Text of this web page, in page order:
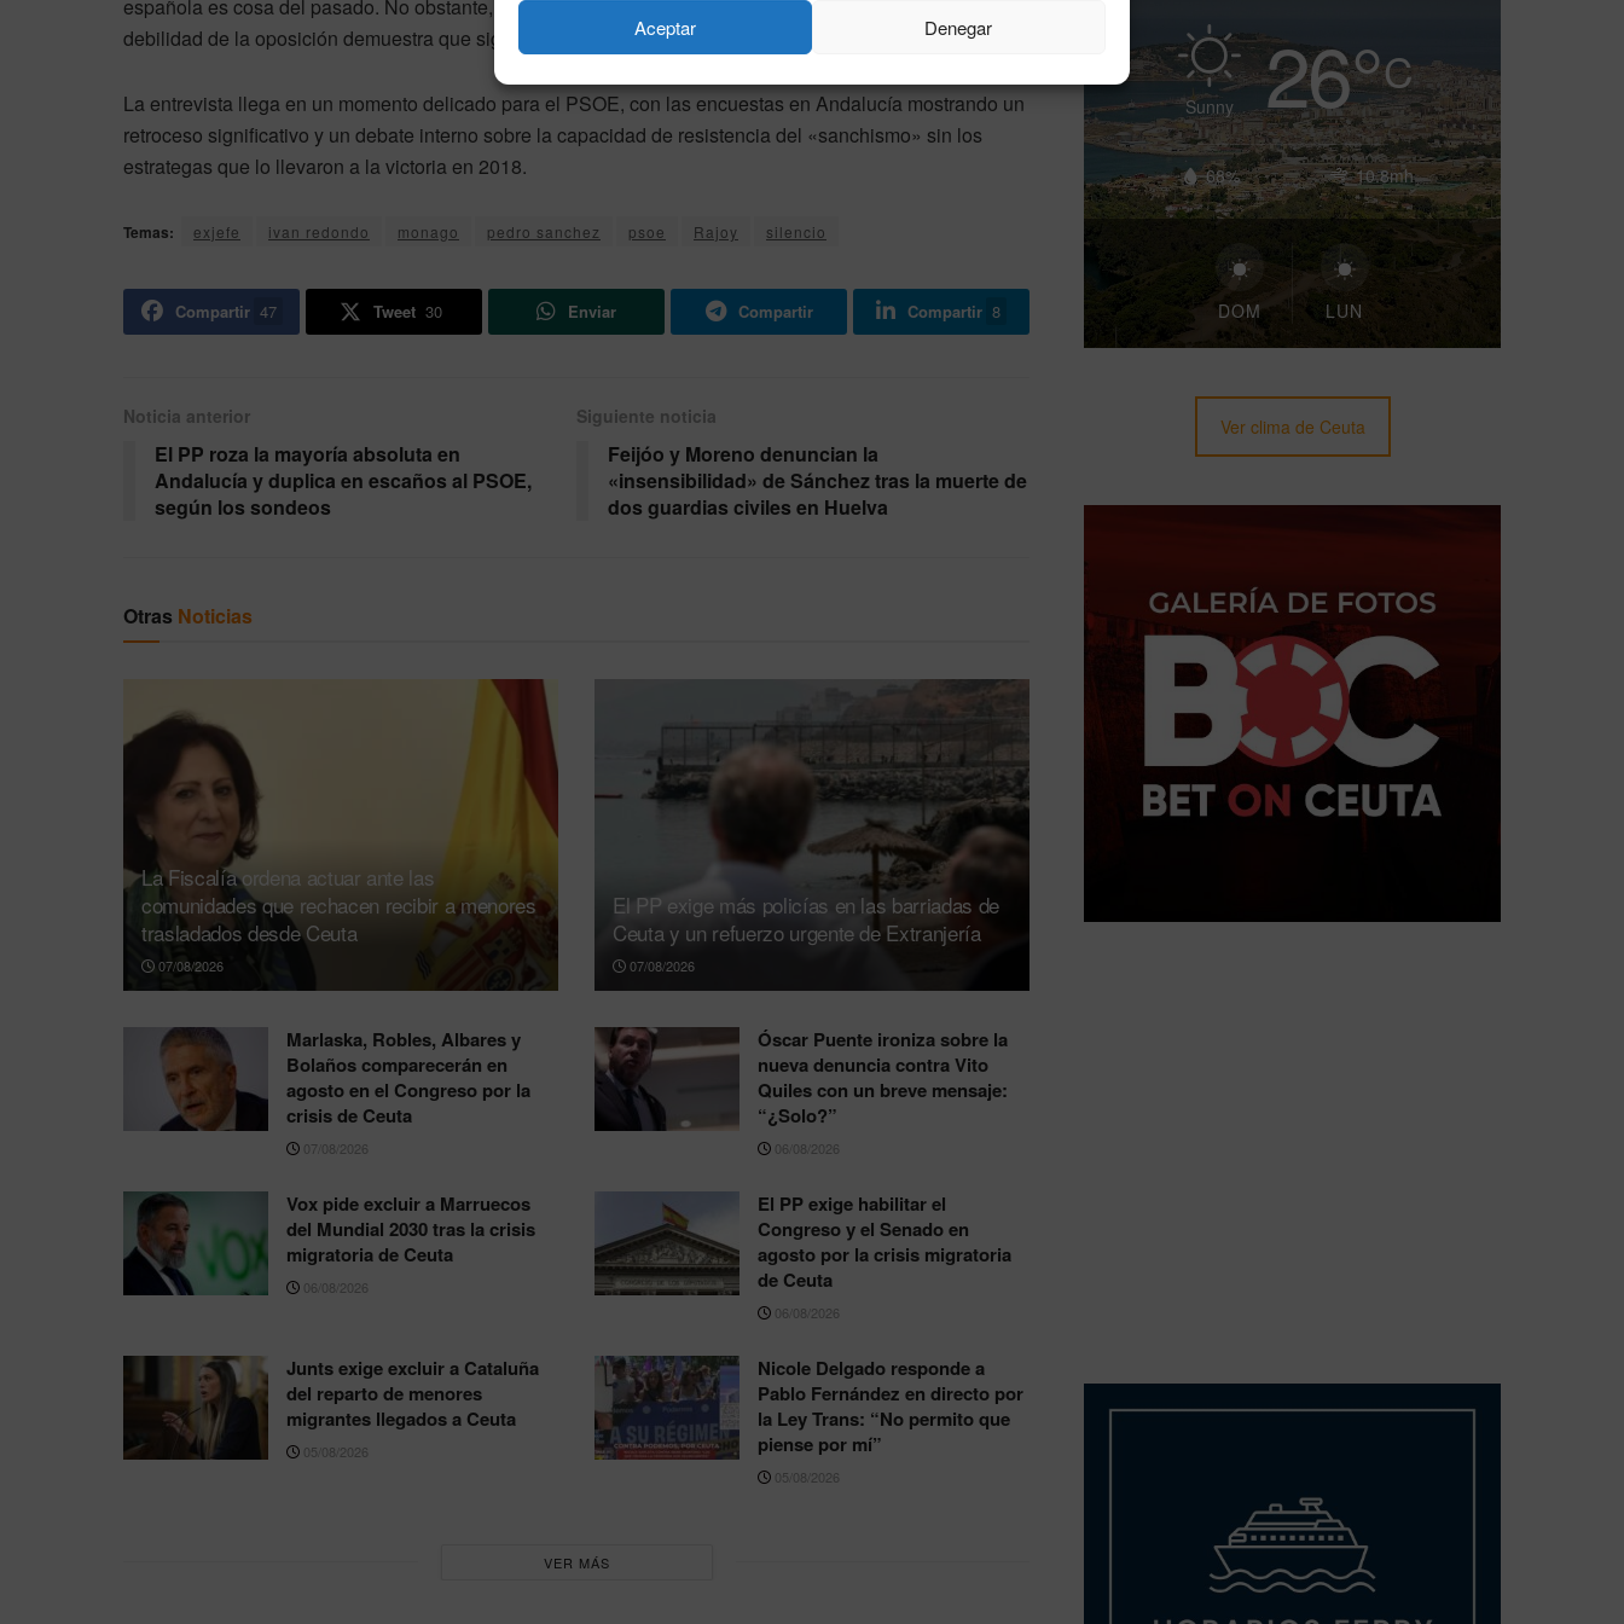
Aceptar Denegar
española es cosa del pasado. No obstante, su análisis sobre la situación actual del Gobierno y la
debilidad de la oposición demuestra que sigue muy atento a los movimientos del tablero político.
La entrevista llega en un momento delicado para el PSOE, con las encuestas en Andalucía mostrando un
retroceso significativo y un debate interno sobre la capacidad de resistencia del «sanchismo» sin los
estrategas que lo llevaron a la victoria en 2018.
Temas: exjefe ivan redondo monago pedro sanchez psoe Rajoy silencio
Compartir 47 Tweet 30 Enviar Compartir Compartir 8
Noticia anterior
El PP roza la mayoría absoluta en
Andalucía y duplica en escaños al PSOE,
según los sondeos
Siguiente noticia
Feijóo y Moreno denuncian la
«insensibilidad» de Sánchez tras la muerte de
dos guardias civiles en Huelva
Otras Noticias
La Fiscalía ordena actuar ante las
comunidades que rechacen recibir a menores
trasladados desde Ceuta
07/08/2026
El PP exige más policías en las barriadas de
Ceuta y un refuerzo urgente de Extranjería
07/08/2026
Marlaska, Robles, Albares y
Bolaños comparecerán en
agosto en el Congreso por la
crisis de Ceuta
07/08/2026
Óscar Puente ironiza sobre la
nueva denuncia contra Vito
Quiles con un breve mensaje:
“¿Solo?”
06/08/2026
Vox pide excluir a Marruecos
del Mundial 2030 tras la crisis
migratoria de Ceuta
06/08/2026
El PP exige habilitar el
Congreso y el Senado en
agosto por la crisis migratoria
de Ceuta
06/08/2026
Junts exige excluir a Cataluña
del reparto de menores
migrantes llegados a Ceuta
05/08/2026
Nicole Delgado responde a
Pablo Fernández en directo por
la Ley Trans: “No permito que
piense por mí”
05/08/2026
VER MÁS
Sunny 26°C
68% 10.8mh
DOM LUN
Ver clima de Ceuta